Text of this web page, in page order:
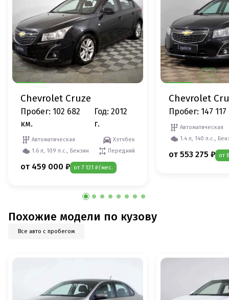
Chevrolet Cruze
Пробег: 102 682
км.
Год: 2012
г.
Автоматическая
Хэтчбек
1.6 л, 109 л.с., Бензин
Передний
от 459 000 ₽ от 7 131 ₽/мес.
Chevrolet
Пробег: 147
Автоматическая
1.4 л, 140 л.с.,
от 553 275 ₽ от
Похожие модели по кузову
Все авто с пробегом